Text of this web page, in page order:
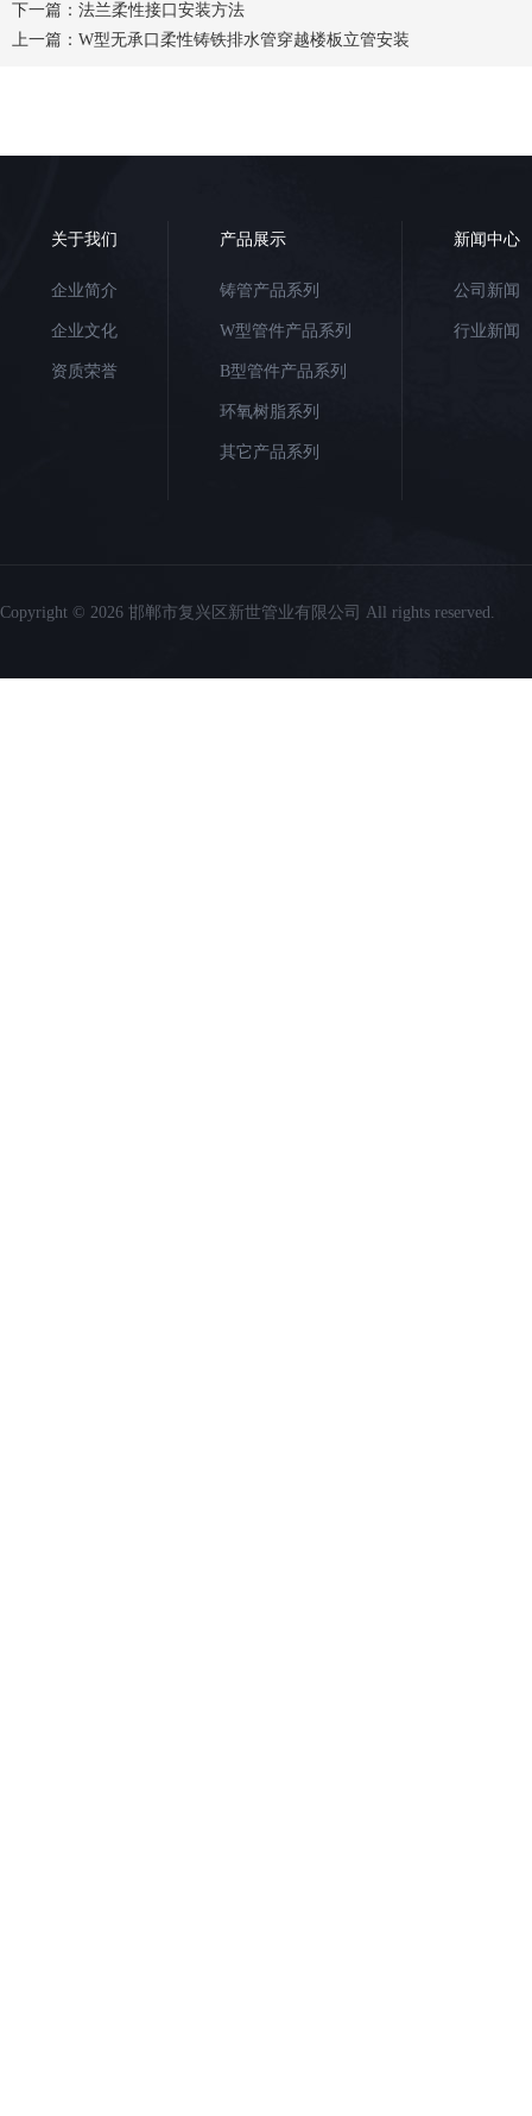
下一篇： 法兰柔性接口安装方法
上一篇： W型无承口柔性铸铁排水管穿越楼板立管安装
关于我们
企业简介
企业文化
资质荣誉
产品展示
铸管产品系列
W型管件产品系列
B型管件产品系列
环氧树脂系列
其它产品系列
新闻中心
公司新闻
行业新闻
Copyright © 2026 邯郸市复兴区新世管业有限公司 All rights reserved.